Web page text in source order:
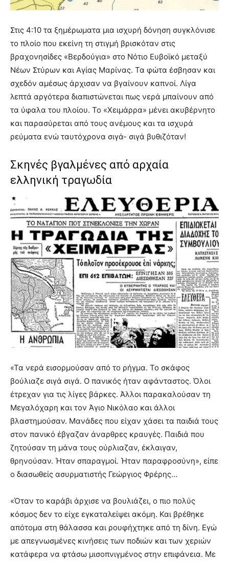
Στις 4:10 τα ξημέρωματα μια ισχυρή δόνηση συγκλόνισε
το πλοίο που εκείνη τη στιγμή βρισκόταν στις
βραχονησίδες «Βερδούγια» στο Νότιο Ευβοϊκό μεταξύ
Νέων Στύρων και Αγίας Μαρίνας. Τα φώτα έσβησαν και
σχεδόν αμέσως άρχισαν να βγαίνουν καπνοί. Λίγα
λεπτά αργότερα διαπιστώνεται πως νερά μπαίνουν από
τα ύφαλα του πλοίου. Το «Χειμάρρα» μένει ακυβέρνητο
και παρασύρεται από τους ανέμους και τα ισχυρά
ρεύματα ενώ ταυτόχρονα σιγά- σιγά βυθιζόταν!
Σκηνές βγαλμένες από αρχαία
ελληνική τραγωδία
«Τα νερά εισορμούσαν από το ρήγμα. Το σκάφος
βούλιαζε σιγά σιγά. Ο πανικός ήταν αφάνταστος. Όλοι
έτρεχαν για τις λίγες βάρκες. Άλλοι παρακαλούσαν τη
Μεγαλόχαρη και τον Άγιο Νικόλαο και άλλοι
βλαστημούσαν. Μανάδες που είχαν χάσει τα παιδιά τους
στον πανικό έβγαζαν άναρθρες κραυγές. Παιδιά που
ζητούσαν τη μάνα τους ούρλιαζαν, έκλαιγαν,
θρηνούσαν. Ήταν σπαραγμοί. Ήταν παραφροσύνη», είπε
ο διασωθείς ασυρματιστής Γεώργιος Φρέρης…
«Όταν το καράβι άρχισε να βουλιάζει, ο πιο πολύς
κόσμος δεν το είχε εγκαταλείψει ακόμη. Και βρέθηκε
απότομα στη θάλασσα και ρουφήχτηκε από τη δίνη. Εγώ
με απεγνωσμένες κινήσεις των ποδιών και των χεριών
κατάφερα να φτάσω μισοπνιγμένος στην επιφάνεια. Με